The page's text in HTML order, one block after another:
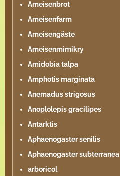
Ameisenbrot
Ameisenfarm
Ameisengäste
Ameisenmimikry
Amidobia talpa
Amphotis marginata
Anemadus strigosus
Anoplolepis gracilipes
Antarktis
Aphaenogaster senilis
Aphaenogaster subterranea
arboricol